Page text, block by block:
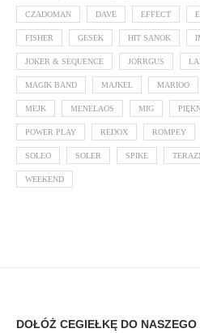
CZADOMAN DAVE EFFECT
FISHER GESEK HIT SANOK
JOKER & SEQUENCE JORRGUS
MAGIK BAND MAJKEL MARIOO
MEJK MENELAOS MIG
POWER PLAY REDOX ROMPEY
SOLEO SOLER SPIKE
WEEKEND
DOŁÓŻ CEGIEŁKĘ DO NASZEGO